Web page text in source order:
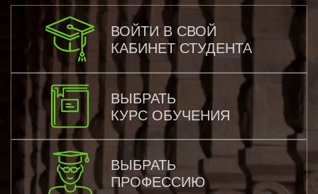
ВОЙТИ В СВОЙ
КАБИНЕТ СТУДЕНТА
ВЫБРАТЬ
КУРС ОБУЧЕНИЯ
ВЫБРАТЬ
ПРОФЕССИЮ